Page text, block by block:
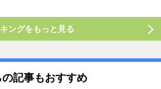
ングをもっと見る
の記事もおすすめ